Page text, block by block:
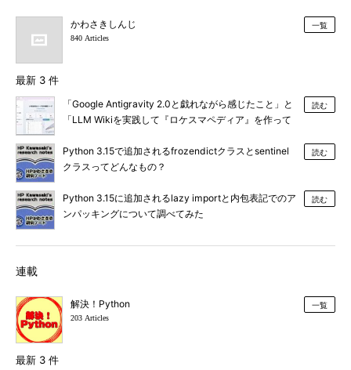
かわさきしんじ
840 Articles
一覧
最新 3 件
「Google Antigravity 2.0と戯れながら感じたこと」と
「LLM Wikiを実践して『ロケスマペディア』を作って
読む
Python 3.15で追加されるfrozendictクラスとsentinel
クラスってどんなもの？
読む
Python 3.15に追加されるlazy importと内包表記でのア
ンパッキングについて調べてみた
読む
連載
解決！Python
203 Articles
一覧
最新 3 件